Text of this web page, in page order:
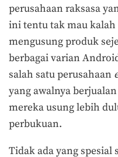
perusahaan raksasa
ini tentu tak mau
mengusung produk
berbagai varian
salah satu perusahaan
yang awalnya
mereka usung lebih
perbukuan.
Tidak ada yang spesial